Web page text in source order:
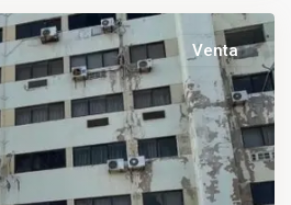
Venta